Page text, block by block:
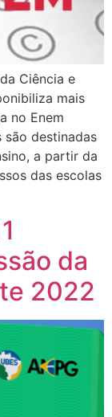
Ciência e
mais
no Enem
são destinadas
a partir da
das escolas
da
2022